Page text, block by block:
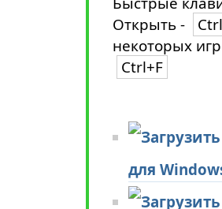
Открыть -
некоторых
Ctrl+F
для